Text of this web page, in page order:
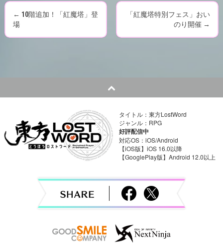
P
a
v
← 10階追加！「紅魔塔」登
場
「紅魔塔特別フェス」おい
のり開催 →
タイトル：東方LostWord
ジャンル：RPG
好評配信中
対応OS：iOS/Android
【iOS版】iOS 16.0以降
【GooglePlay版】Android 12.0以上